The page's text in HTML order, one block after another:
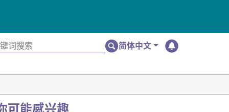
简体中文
可能感兴趣